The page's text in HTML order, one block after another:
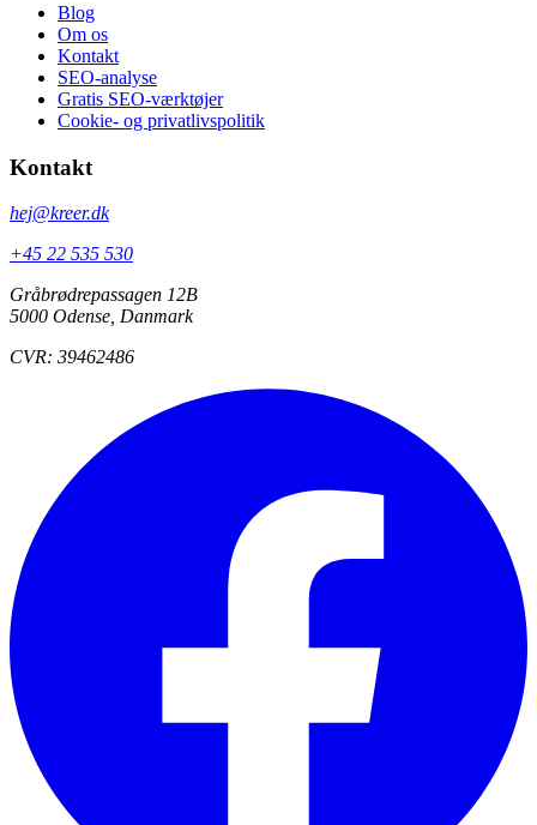
Blog
Om os
Kontakt
SEO-analyse
Gratis SEO-værktøjer
Cookie- og privatlivspolitik
Kontakt
hej@kreer.dk
+45 22 535 530
Gråbrødrepassagen 12B
5000 Odense, Danmark
CVR: 39462486